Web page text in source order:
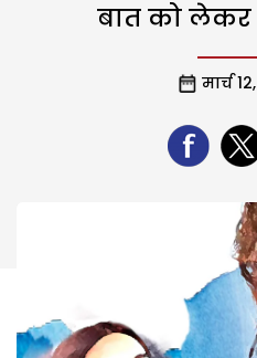
बात को लेकर
मार्च